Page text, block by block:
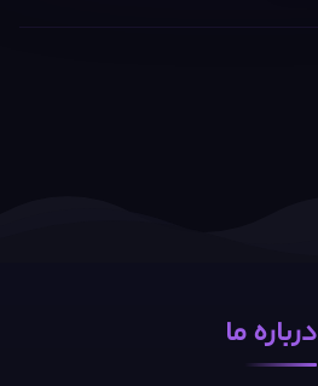
درباره ما